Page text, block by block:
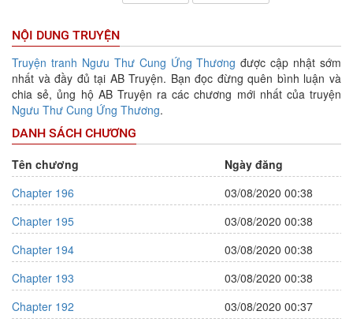
NỘI DUNG TRUYỆN
Truyện tranh Ngưu Thư Cung Ứng Thương được cập nhật sớm
nhất và đầy đủ tại AB Truyện. Bạn đọc đừng quên bình luận và
chia sẻ, ủng hộ AB Truyện ra các chương mới nhất của truyện
Ngưu Thư Cung Ứng Thương.
DANH SÁCH CHƯƠNG
Tên chương
Ngày đăng
Chapter 196
03/08/2020 00:38
Chapter 195
03/08/2020 00:38
Chapter 194
03/08/2020 00:38
Chapter 193
03/08/2020 00:38
Chapter 192
03/08/2020 00:37